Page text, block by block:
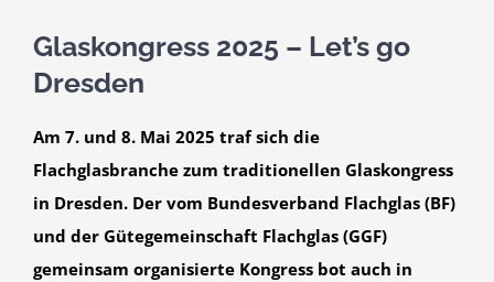
Glaskongress 2025 – Let’s go
Dresden
Am 7. und 8. Mai 2025 traf sich die
Flachglasbranche zum traditionellen Glaskongress
in Dresden. Der vom Bundesverband Flachglas (BF)
und der Gütegemeinschaft Flachglas (GGF)
gemeinsam organisierte Kongress bot auch in